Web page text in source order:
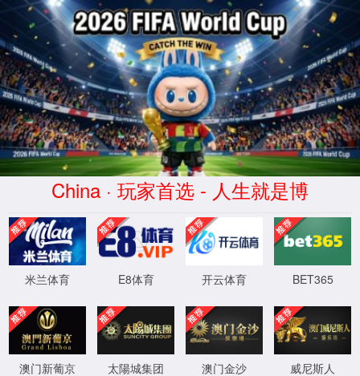
WTS-WAF拦截详情
出现该页面的原因:
1.你的请求是黑客攻击
2.你的请求合法但触发了安全规则,请提交问题反馈
XML 地图